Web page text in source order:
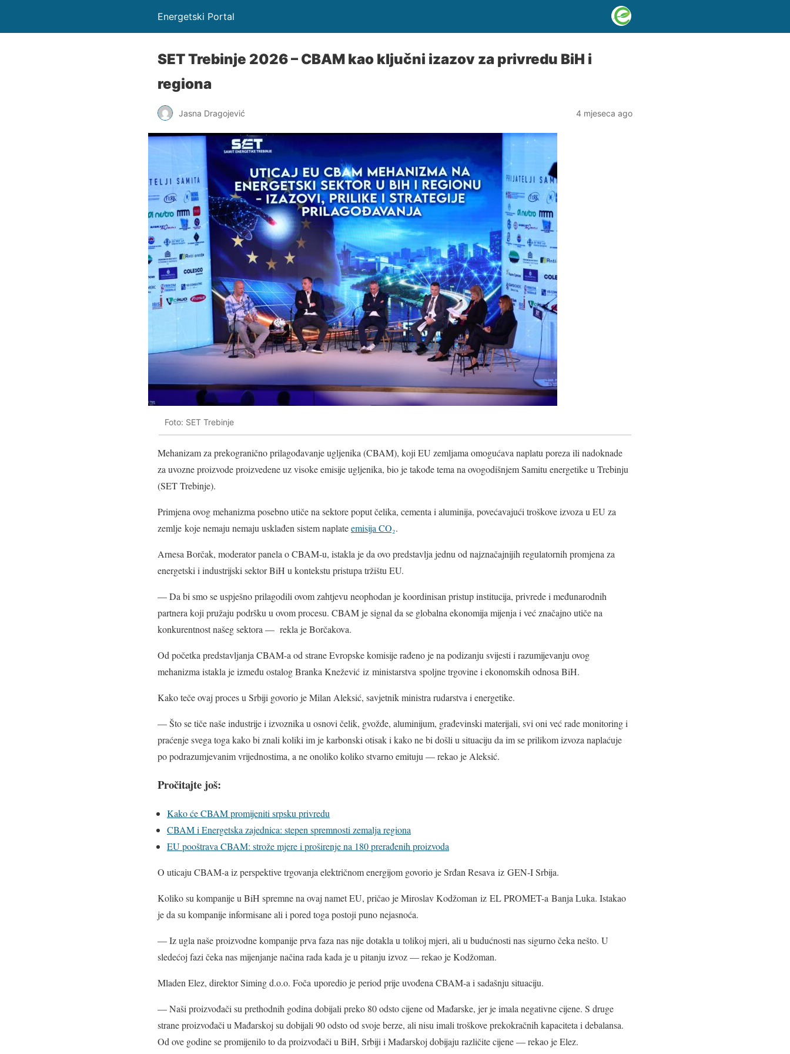
Energetski Portal
SET Trebinje 2026 – CBAM kao ključni izazov za privredu BiH i
regiona
Jasna Dragojević 4 mjeseca ago
Foto: SET Trebinje
Mehanizam za prekogranično prilagođavanje ugljenika (CBAM), koji EU zemljama omogućava naplatu poreza ili nadoknade
za uvozne proizvode proizvedene uz visoke emisije ugljenika, bio je takođe tema na ovogodišnjem Samitu energetike u Trebinju
(SET Trebinje).
Primjena ovog mehanizma posebno utiče na sektore poput čelika, cementa i aluminija, povećavajući troškove izvoza u EU za
zemlje koje nemaju nemaju usklađen sistem naplateemisija CO₂.
Arnesa Borčak, moderator panela o CBAM-u, istakla je da ovo predstavlja jednu od najznačajnijih regulatornih promjena za
energetski i industrijski sektor BiH u kontekstu pristupa tržištu EU.
— Da bi smo se uspješno prilagodili ovom zahtjevu neophodan je koordinisan pristup institucija, privrede i međunarodnih
partnera koji pružaju podršku u ovom procesu. CBAM je signal da se globalna ekonomija mijenja i već značajno utiče na
konkurentnost našeg sektora — rekla je Borčakova.
Od početka predstavljanja CBAM-a od strane Evropske komisije rađeno je na podizanju svijesti i razumijevanju ovog
mehanizma istakla je između ostalog Branka Knežević iz ministarstva spoljne trgovine i ekonomskih odnosa BiH.
Kako teče ovaj proces u Srbiji govorio je Milan Aleksić, savjetnik ministra rudarstva i energetike.
— Što se tiče naše industrije i izvoznika u osnovi čelik, gvožđe, aluminijum, građevinski materijali, svi oni već rade monitoring i
praćenje svega toga kako bi znali koliki im je karbonski otisak i kako ne bi došli u situaciju da im se prilikom izvoza naplaćuje
po podrazumjevanim vrijednostima, a ne onoliko koliko stvarno emituju — rekao je Aleksić.
Pročitajte još:
Kako će CBAM promijeniti srpsku privredu
CBAM i Energetska zajednica: stepen spremnosti zemalja regiona
EU pooštrava CBAM: strože mjere i proširenje na 180 prerađenih proizvoda
O uticaju CBAM-a iz perspektive trgovanja električnom energijom govorio je Srđan Resava iz GEN-I Srbija.
Koliko su kompanije u BiH spremne na ovaj namet EU, pričao je Miroslav Kodžoman iz EL PROMET-a Banja Luka. Istakao
je da su kompanije informisane ali i pored toga postoji puno nejasnoća.
— Iz ugla naše proizvodne kompanije prva faza nas nije dotakla u tolikoj mjeri, ali u budućnosti nas sigurno čeka nešto. U
sledećoj fazi čeka nas mijenjanje načina rada kada je u pitanju izvoz — rekao je Kodžoman.
Mladen Elez, direktor Siming d.o.o. Foča uporedio je period prije uvođena CBAM-a i sadašnju situaciju.
— Naši proizvođači su prethodnih godina dobijali preko 80 odsto cijene od Mađarske, jer je imala negativne cijene. S druge
strane proizvođači u Mađarskoj su dobijali 90 odsto od svoje berze, ali nisu imali troškove prekokračnih kapaciteta i debalansa.
Od ove godine se promijenilo to da proizvođači u BiH, Srbiji i Mađarskoj dobijaju različite cijene — rekao je Elez.